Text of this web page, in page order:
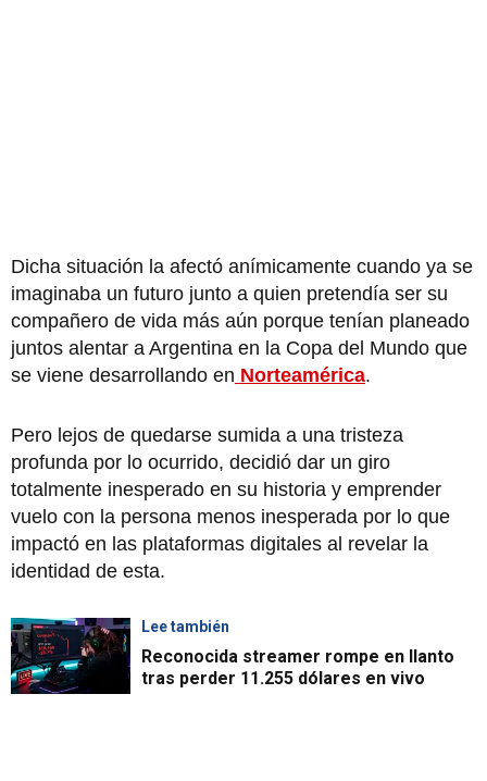
Dicha situación la afectó anímicamente cuando ya se
imaginaba un futuro junto a quien pretendía ser su
compañero de vida más aún porque tenían planeado
juntos alentar a Argentina en la Copa del Mundo que
se viene desarrollando en Norteamérica.
Pero lejos de quedarse sumida a una tristeza
profunda por lo ocurrido, decidió dar un giro
totalmente inesperado en su historia y emprender
vuelo con la persona menos inesperada por lo que
impactó en las plataformas digitales al revelar la
identidad de esta.
Lee también
Reconocida streamer rompe en llanto
tras perder 11.255 dólares en vivo